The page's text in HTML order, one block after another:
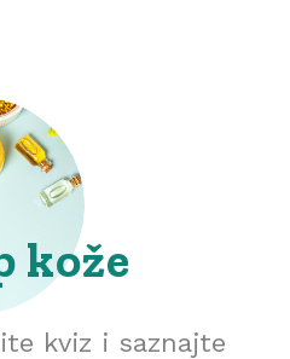
kože
kviz i saznajte